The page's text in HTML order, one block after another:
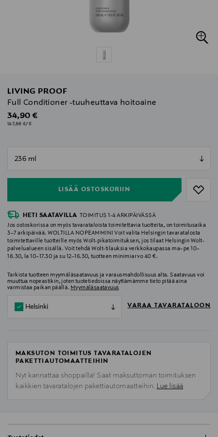
LIVING PROOF
Full Conditioner -tuuheuttava hoitoaine
Original Price
34,90 €
147,88 €/1l
LISÄÄ OSTOSKORIIN
null
HETI SAATAVILLA
TOIMITUS 1-4 ARKIPÄIVÄSSÄ
Jos ostoskorissa on myös tavarataloista toimitettavia tuotteita, on toimitusaika
3–7 arkipäivää. WOLTILLA NOPEAMMIN! Voit valita Helsingin tavaratalosta
toimitettaville tuotteille myös Wolt-pikatoimituksen, jos tilaat Helsingin Wolt-
palvelualueen sisällä. Voit tehdä Wolt-tilauksia verkkokaupassa ma–pe 10–
18.30, la 10–17.30 ja su 12–16.30, tuotteen minimiarvo 40 €.
Tarkista tuotteen myymäläsaatavuus ja varausmahdollisuus alta. Saatavuus voi
muuttua nopeastikin, joten tuotetiedoissa näyttämämme tieto pitää aina
varmistaa paikan päällä. Myymäläsaatavuus
Helsinki VARAA TAVARATALOON
MAKSUTON TOIMITUS TAVARATALOJEN
PAKETTIAUTOMAATTEIHIN
Nyt kannattaa shoppailla! Saat maksuttoman toimituksen
kaikkien tavaratalojen pakettiautomaatteihin. Lue lisää